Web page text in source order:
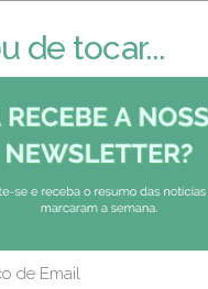
de tocar...